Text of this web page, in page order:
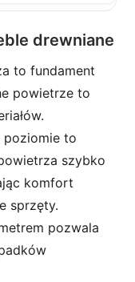
drewniane
to fundament
powietrze to
poziomie to
szybko
komfort
sprzęty.
pozwala